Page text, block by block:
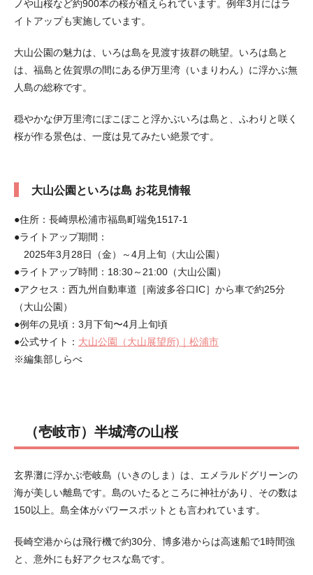
ノや山桜など約900本の桜が植えられています。例年3月にはラ
イトアップも実施しています。
大山公園の魅力は、いろは島を見渡す抜群の眺望。いろは島と
は、福島と佐賀県の間にある伊万里湾（いまりわん）に浮かぶ無
人島の総称です。
穏やかな伊万里湾にぽこぽこと浮かぶいろは島と、ふわりと咲く
桜が作る景色は、一度は見てみたい絶景です。
大山公園といろは島 お花見情報
●住所：長崎県松浦市福島町端免1517-1
●ライトアップ期間：
2025年3月28日（金）～4月上旬（大山公園）
●ライトアップ時間：18:30～21:00（大山公園）
●アクセス：西九州自動車道［南波多谷口IC］から車で約25分
（大山公園）
●例年の見頃：3月下旬〜4月上旬頃
●公式サイト： 大山公園（大山展望所)｜松浦市
※編集部しらべ
（壱岐市）半城湾の山桜
玄界灘に浮かぶ壱岐島（いきのしま）は、エメラルドグリーンの
海が美しい離島です。島のいたるところに神社があり、その数は
150以上。島全体がパワースポットとも言われています。
長崎空港からは飛行機で約30分、博多港からは高速船で1時間強
と、意外にも好アクセスな島です。